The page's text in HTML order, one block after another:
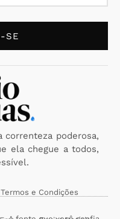
SE
correnteza poderosa,
ela chegue a todos,
Termos e Condições